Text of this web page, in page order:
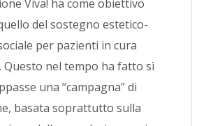
Viva! ha come obiettivo
del sostegno estetico-
per pazienti in cura
Questo nel tempo ha fatto sì
una “campagna” di
basata soprattutto sulla